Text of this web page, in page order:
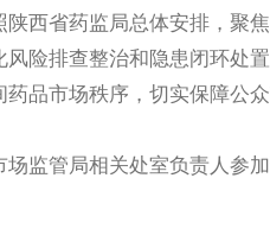
西省药监局总体安排，聚
险排查整治和隐患闭环处
品市场秩序，切实保障公众
管局相关处室负责人参加